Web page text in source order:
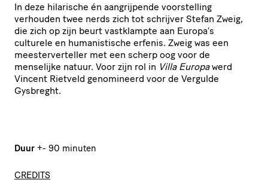
In deze hilarische én aangrijpende voorstelling
verhouden twee nerds zich tot schrijver Stefan Zweig,
die zich op zijn beurt vastklampte aan Europa’s
culturele en humanistische erfenis. Zweig was een
meesterverteller met een scherp oog voor de
menselijke natuur. Voor zijn rol in Villa Europawerd
Vincent Rietveld genomineerd voor de Vergulde
Gysbreght.
Duur +- 90 minuten
CREDITS